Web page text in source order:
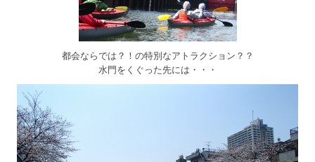
都会ならでは？！の特別なアトラクション？？
水門をくぐった先には・・・